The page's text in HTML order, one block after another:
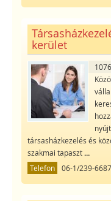
kerület
társasházkezelés és
szakmai tapaszt...
Telefon 06-1/239-6687